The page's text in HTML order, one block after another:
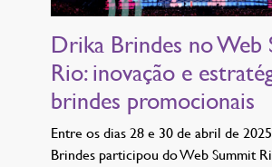
Drika Brindes no Web
Rio: inovação e
brindes promocionais
Entre os dias 28 e 30 de abril de
Brindes participou do Web Summit